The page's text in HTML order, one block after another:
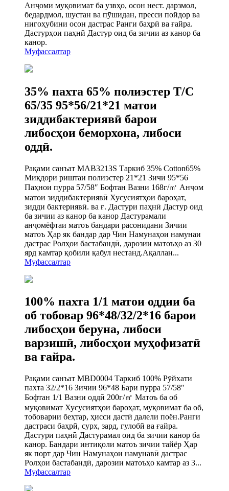
Анҷоми муқовимат ба узвҳо, осон нест. дарзмол,
бедардмол, шустан ва пӯшидан, пресси пойдор ва
нигоҳубини осон дастрас Ранги баҳрӣ ва ғайра.
Дастурҳои паҳнӣ Дастур оид ба зичии аз канор ба
канор.
Муфассалтар
35% пахта 65% полиэстер T/C
65/35 95*56/21*21 матои
зиддибактериявӣ барои
либосҳои беморхона, либоси
оддӣ.
Рақами санъат MAB3213S Таркиб 35% Cotton65%
Миқдори риштаи полиэстер 21*21 Зичӣ 95*56
Паҳнои пурра 57/58″ Бофтан Вазни 168г/㎡ Анҷом
матои зиддибактериявӣ Хусусиятҳои бароҳат,
зидди бактериявӣ. ва ғ. Дастури паҳнӣ Дастур оид
ба зичии аз канор ба канор Дастурамали
анҷомёфтаи матоъ бандари расонидани Зичии
матоъ Ҳар як бандар дар Чин Намунаҳои намунаи
дастрас Ролҳои бастабандӣ, дарозии матоъҳо аз 30
ярд камтар қобили қабул нестанд.Ақаллан...
Муфассалтар
100% пахта 1/1 матои оддии ба
об тобовар 96*48/32/2*16 барои
либосҳои беруна, либоси
варзишӣ, либосҳои муҳофизатӣ
ва ғайра.
Рақами санъат MBD0004 Таркиб 100% Рӯйхати
пахта 32/2*16 Зичии 96*48 Бари пурра 57/58″
Бофтан 1/1 Вазни оддӣ 200г/㎡ Матоъ ба об
муқовимат Хусусиятҳои бароҳат, муқовимат ба об,
тобоварии беҳтар, ҳисси дастӣ далели поён.Ранги
дастраси баҳрӣ, сурх, зард, гулобӣ ва ғайра.
Дастури паҳнӣ Дастурамал оид ба зичии канор ба
канор. Бандари интиқоли матоъ зичии тайёр Ҳар
як порт дар Чин Намунаҳои намунавӣ дастрас
Ролҳои бастабандӣ, дарозии матоъҳо камтар аз 3...
Муфассалтар